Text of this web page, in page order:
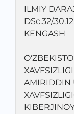
ILMIY
DSc.32/
KENGASH
AMIRIDDIN